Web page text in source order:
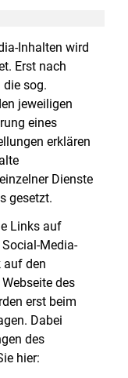
Inhalten wird
Erst nach
die sog.
jeweiligen
eines
erklären
Dienste
gesetzt.
Links auf
Media-
auf den
des
erst beim
Dabei
des
hier: